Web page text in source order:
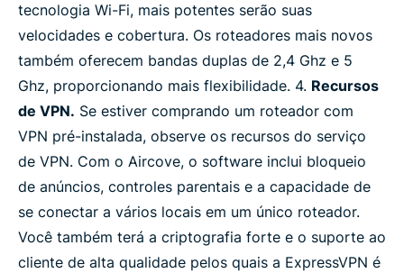
tecnologia Wi-Fi, mais potentes serão suas
velocidades e cobertura. Os roteadores mais novos
também oferecem bandas duplas de 2,4 Ghz e 5
Ghz, proporcionando mais flexibilidade. 4. Recursos
de VPN. Se estiver comprando um roteador com
VPN pré-instalada, observe os recursos do serviço
de VPN. Com o Aircove, o software inclui bloqueio
de anúncios, controles parentais e a capacidade de
se conectar a vários locais em um único roteador.
Você também terá a criptografia forte e o suporte ao
cliente de alta qualidade pelos quais a ExpressVPN é